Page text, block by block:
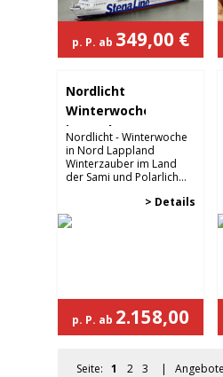
p. P. ab 349,00 €
Nordlicht
Winterwoche
in Nord
Lappland
Nordlicht - Winterwoche
in Nord Lappland
Winterzauber im Land
der Sami und Polarlich...
> Details
p. P. ab 2.158,00
Seite: 1 2 3 |